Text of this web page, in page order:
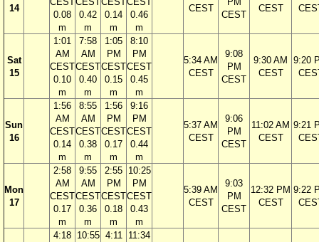
14
0.08
m
0.42
m
0.14
m
0.46
m
CEST
CEST
CEST
Sat
15
1:01
AM
CEST
0.10
m
7:58
AM
CEST
0.40
m
1:05
PM
CEST
0.15
m
8:10
PM
CEST
0.45
m
5:34 AM
CEST
9:08
PM
CEST
9:30 AM
CEST
9:20
Sun
16
1:56
AM
CEST
0.14
m
8:55
AM
CEST
0.38
m
1:56
PM
CEST
0.17
m
9:16
PM
CEST
0.44
m
5:37 AM
CEST
9:06
PM
CEST
11:02 AM
CEST
9:21
Mon
17
2:58
AM
CEST
0.17
m
9:55
AM
CEST
0.36
m
2:55
PM
CEST
0.18
m
10:25
PM
CEST
0.43
m
5:39 AM
CEST
9:03
PM
CEST
12:32 PM
CEST
9:22
4:18 10:55 4:11
11:34